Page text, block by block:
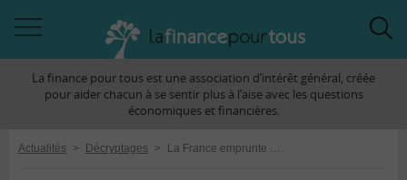
àLa finance pour tous est une association d’intérêt général, créée
pour aider chacun à se sentir plus à l’aise avec les questions
économiques et financières.
Actualités > Décryptages > La France emprunte à des taux d’intérêt négatifs